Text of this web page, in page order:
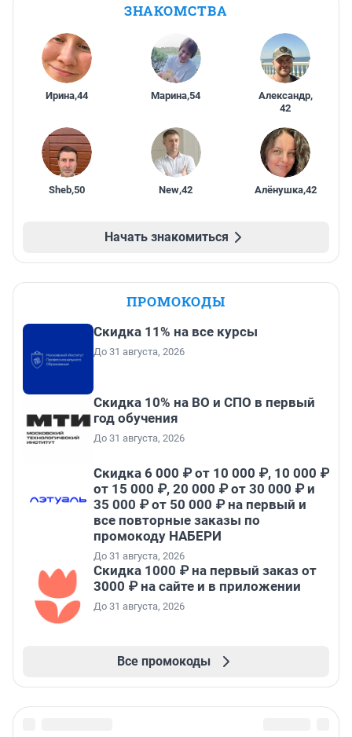
ЗНАКОМСТВА
Ирина,44 Марина,54 Александр,
42
Sheb,50 New,42 Алёнушка,42
Начать знакомиться
ПРОМОКОДЫ
Скидка 11% на все курсы
До 31 августа, 2026
Скидка 10% на ВО и СПО в первый
год обучения
До 31 августа, 2026
Скидка 6 000 ₽ от 10 000 ₽, 10 000 ₽
от 15 000 ₽, 20 000 ₽ от 30 000 ₽ и
35 000 ₽ от 50 000 ₽ на первый и
все повторные заказы по
промокоду НАБЕРИ
До 31 августа, 2026
Скидка 1000 ₽ на первый заказ от
3000 ₽ на сайте и в приложении
До 31 августа, 2026
Все промокоды